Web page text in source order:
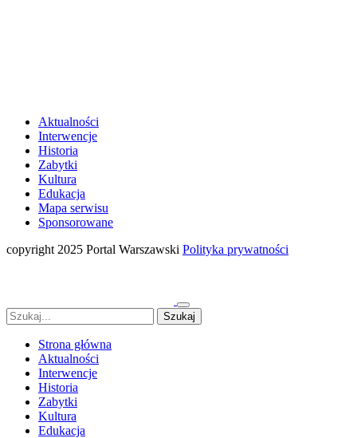
Aktualności
Interwencje
Historia
Zabytki
Kultura
Edukacja
Mapa serwisu
Sponsorowane
copyright 2025 Portal Warszawski Polityka prywatności
Strona główna
Aktualności
Interwencje
Historia
Zabytki
Kultura
Edukacja